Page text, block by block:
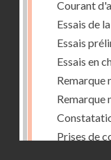
Courant
Essais de
Essais
Essais en
Remarque
Remarque
Prises de